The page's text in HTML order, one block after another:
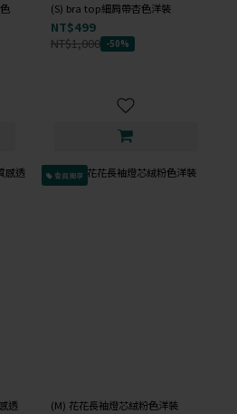
(S) bra top細肩帶杏色洋裝
NT$499
NT$1,000 -50%
透
會員獨享
(M) 花花長袖燈芯絨粉色洋裝